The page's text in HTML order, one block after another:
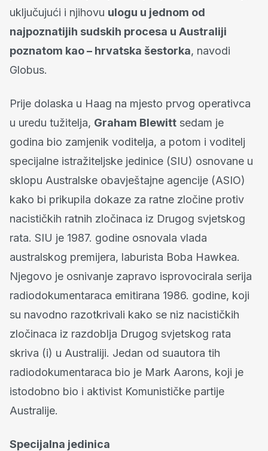
uključujući i njihovu ulogu u jednom od
najpoznatijih sudskih procesa u Australiji
poznatom kao – hrvatska šestorka, navodi
Globus.
Prije dolaska u Haag na mjesto prvog operativca
u uredu tužitelja, Graham Blewitt sedam je
godina bio zamjenik voditelja, a potom i voditelj
specijalne istražiteljske jedinice (SIU) osnovane u
sklopu Australske obavještajne agencije (ASIO)
kako bi prikupila dokaze za ratne zločine protiv
nacističkih ratnih zločinaca iz Drugog svjetskog
rata. SIU je 1987. godine osnovala vlada
australskog premijera, laburista Boba Hawkea.
Njegovo je osnivanje zapravo isprovocirala serija
radiodokumentaraca emitirana 1986. godine, koji
su navodno razotkrivali kako se niz nacističkih
zločinaca iz razdoblja Drugog svjetskog rata
skriva (i) u Australiji. Jedan od suautora tih
radiodokumentaraca bio je Mark Aarons, koji je
istodobno bio i aktivist Komunističke partije
Australije.
Specijalna jedinica